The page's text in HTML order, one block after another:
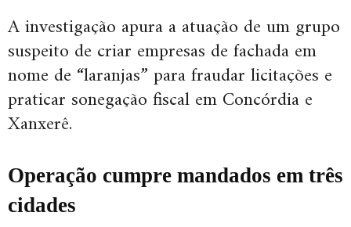
A investigação apura a atuação de um grupo
suspeito de criar empresas de fachada em
nome de “laranjas” para fraudar licitações e
praticar sonegação fiscal em Concórdia e
Xanxerê.
Operação cumpre mandados em três
cidades